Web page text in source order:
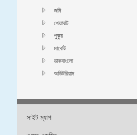
জমি
খেয়াঘাট
পুকুর
মার্কেট
ডাকবাংলো
অডিটরিয়াম
সাইট ম্যাপ